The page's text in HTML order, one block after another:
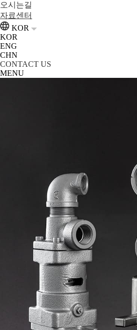
오시는길
자료센터
KOR
KOR
ENG
CHN
CONTACT US
MENU